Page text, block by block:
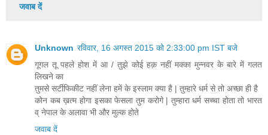
जवाब दें
Unknown रविवार, 16 अगस्त 2015 को 2:33:00 pm IST बजे
गूगल तू पहले होश में आ / तुझे कोई हक़ नहीं मक्का मुन्नवर के बारे में गलत
लिखने का
तुमसे सर्टीफिकीट नहीं लेना हमें के इस्लाम क्या है | तुम्हारे धर्म से तो अच्छा ही है
कोन कब ख़त्म होगा इसका फेसला तुम करोगे | तुम्हारा धर्म सच्चा होता तो भारत
व् नेपाल के अलावा भी और मुल्क होते
जवाब दें